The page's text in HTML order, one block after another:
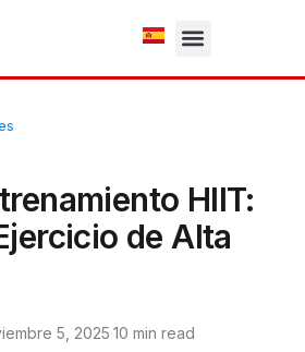
HIIT:
de Alta
5, 2025·10 min read